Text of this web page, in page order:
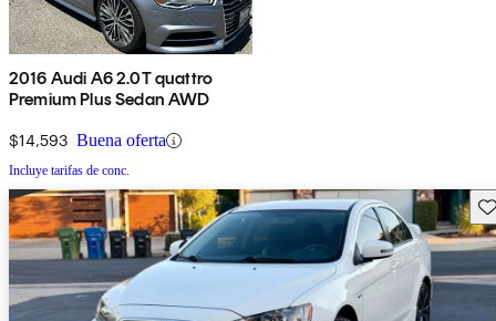
2016 Audi A6 2.0T quattro
Premium Plus Sedan AWD
$14,593 Buena oferta
Incluye tarifas de conc.